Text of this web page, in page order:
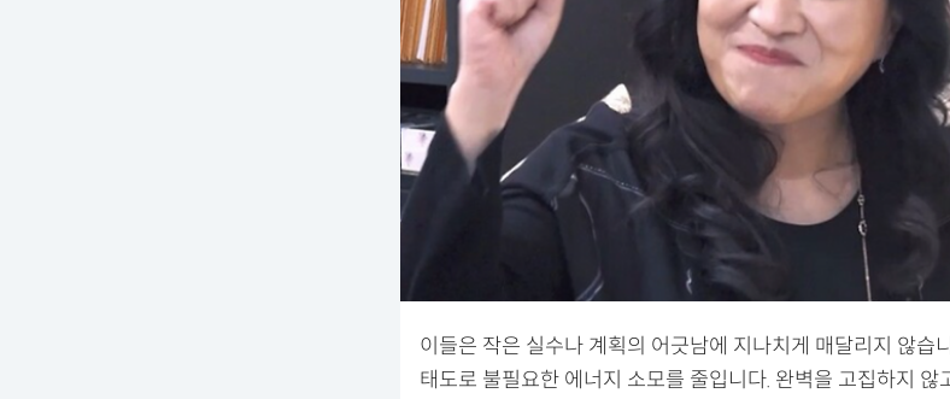
이들은 작은 실수나 계획의 어긋남에 지나치게 매달리지 않습
태도로 불필요한 에너지 소모를 줄입니다. 완벽을 고집하지 않